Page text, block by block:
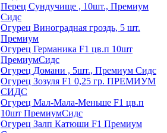
Перец Сундучище , 10шт., Премиум
Сидс
Огурец Виноградная гроздь, 5 шт.
Премиум
Огурец Германика F1 цв.п 10шт
ПремиумСидс
Огурец Домани , 5шт., Премиум Сидс
Огурец Зозуля F1 0,25 гр. ПРЕМИУМ
СИДС
Огурец Мал-Мала-Меньше F1 цв.п
10шт ПремиумСидс
Огурец Залп Катюши F1 Премиум